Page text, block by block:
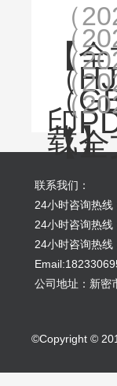
（
【
（
（
（
（
载】
（
印
（
【
联系我们：
24小时咨询热
24小时咨询热
24小时咨询热
公司地址：新密
©Copyright ©